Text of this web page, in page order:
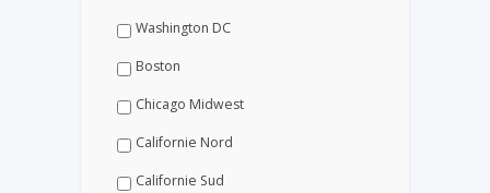
Washington DC
Boston
Chicago Midwest
Californie Nord
Californie Sud